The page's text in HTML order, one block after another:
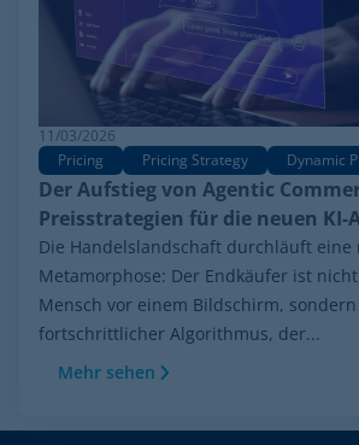
11/03/2026
Pricing
Pricing Strategy Dynamic
Der Aufstieg von Agentic
Preisstrategien für die neuen KI-
Die Handelslandschaft durchläuft eine
Metamorphose: Der Endkäufer ist
Mensch vor einem Bildschirm,
fortschrittlicher Algorithmus, der...
Mehr sehen